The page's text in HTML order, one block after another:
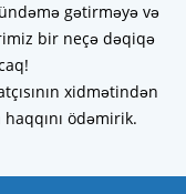
gətirməyə və
bir neçə dəqiqə
xidmətindən
ödəmirik.